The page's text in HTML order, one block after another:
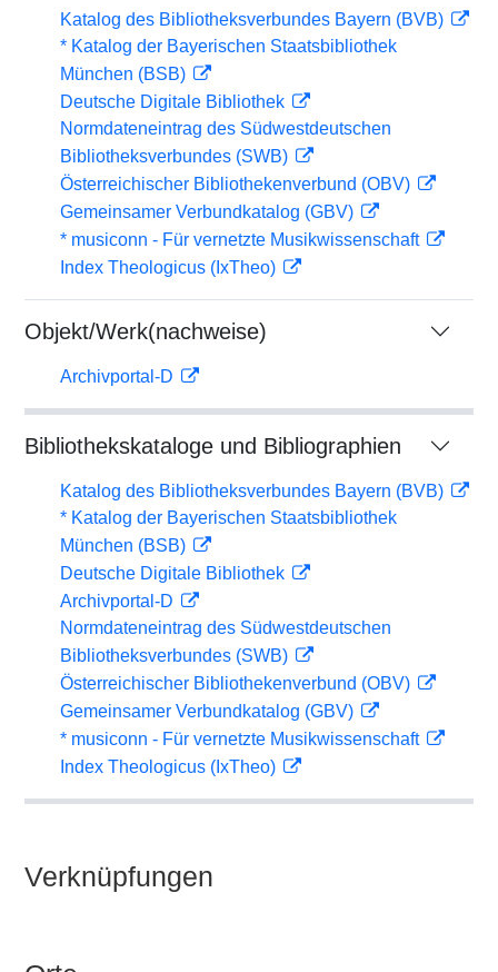
Katalog des Bibliotheksverbundes Bayern (BVB)
* Katalog der Bayerischen Staatsbibliothek
München (BSB)
Deutsche Digitale Bibliothek
Normdateneintrag des Südwestdeutschen
Bibliotheksverbundes (SWB)
Österreichischer Bibliothekenverbund (OBV)
Gemeinsamer Verbundkatalog (GBV)
* musiconn - Für vernetzte Musikwissenschaft
Index Theologicus (IxTheo)
Objekt/Werk(nachweise)
Archivportal-D
Bibliothekskataloge und Bibliographien
Katalog des Bibliotheksverbundes Bayern (BVB)
* Katalog der Bayerischen Staatsbibliothek
München (BSB)
Deutsche Digitale Bibliothek
Archivportal-D
Normdateneintrag des Südwestdeutschen
Bibliotheksverbundes (SWB)
Österreichischer Bibliothekenverbund (OBV)
Gemeinsamer Verbundkatalog (GBV)
* musiconn - Für vernetzte Musikwissenschaft
Index Theologicus (IxTheo)
Verknüpfungen